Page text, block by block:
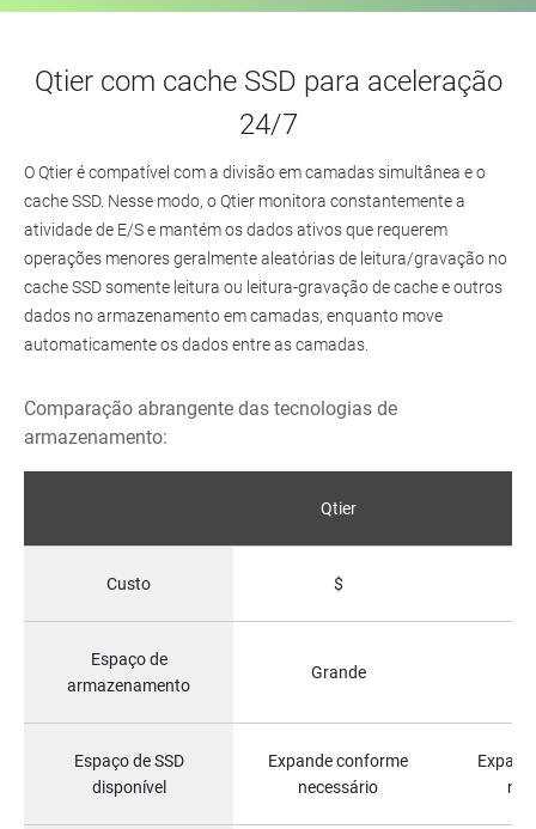
Qtier com cache SSD para aceleração
24/7
O Qtier é compatível com a divisão em camadas simultânea e o
cache SSD. Nesse modo, o Qtier monitora constantemente a
atividade de E/S e mantém os dados ativos que requerem
operações menores geralmente aleatórias de leitura/gravação no
cache SSD somente leitura ou leitura-gravação de cache e outros
dados no armazenamento em camadas, enquanto move
automaticamente os dados entre as camadas.
Comparação abrangente das tecnologias de
armazenamento:
Qtier
Custo $
Espaço de
armazenamento
Grande
Espaço de SSD
disponível
Expande conforme
necessário